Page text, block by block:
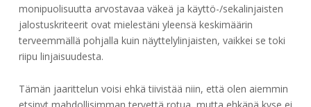
monipuolisuutta arvostavaa väkeä ja käyttö-/sekalinjaisten
jalostuskriteerit ovat mielestäni yleensä keskimäärin
terveemmällä pohjalla kuin näyttelylinjaisten, vaikkei se toki
riipu linjaisuudesta.
Tämän jaarittelun voisi ehkä tiivistää niin, että olen aiemmin